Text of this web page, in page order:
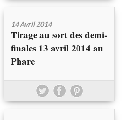
14 Avril 2014
Tirage au sort des demi-
finales 13 avril 2014 au
Phare